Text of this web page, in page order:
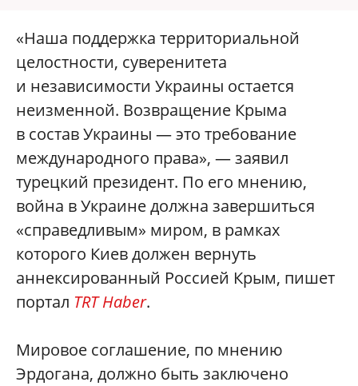
«Наша поддержка территориальной
целостности, суверенитета
и независимости Украины остается
неизменной. Возвращение Крыма
в состав Украины — это требование
международного права», — заявил
турецкий президент. По его мнению,
война в Украине должна завершиться
«справедливым» миром, в рамках
которого Киев должен вернуть
аннексированный Россией Крым, пишет
портал TRT Haber.
Мировое соглашение, по мнению
Эрдогана, должно быть заключено